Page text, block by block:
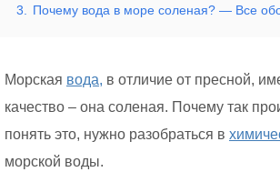
3.
Почему вода в море соленая? — Все
Морская вода, в отличие от пресной,
качество – она соленая. Почему так
понять это, нужно разобраться в
морской воды.